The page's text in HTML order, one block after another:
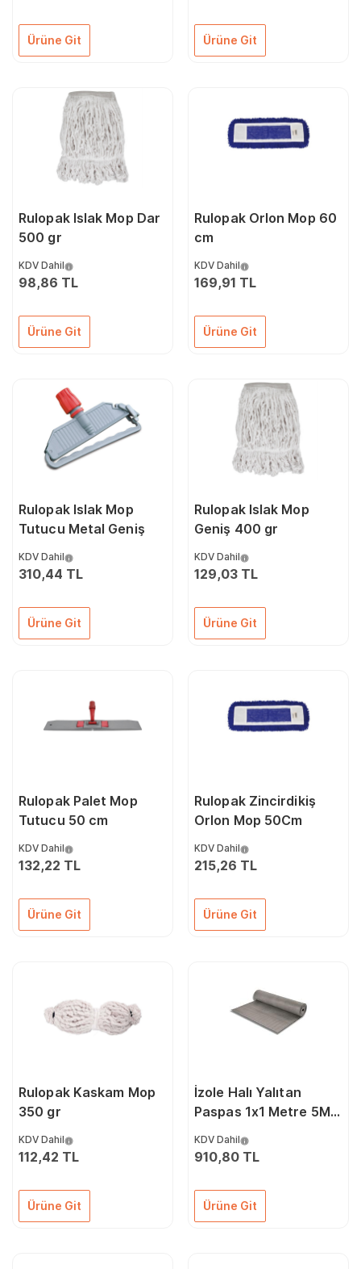
Ürüne Git Ürüne Git
Rulopak Islak Mop Dar
500 gr
KDV Dahil
98,86 TL
Ürüne Git
Rulopak Orlon Mop 60
cm
KDV Dahil
169,91 TL
Ürüne Git
Rulopak Islak Mop
Tutucu Metal Geniş
KDV Dahil
310,44 TL
Ürüne Git
Rulopak Islak Mop
Geniş 400 gr
KDV Dahil
129,03 TL
Ürüne Git
Rulopak Palet Mop
Tutucu 50 cm
KDV Dahil
132,22 TL
Ürüne Git
Rulopak Zincirdikiş
Orlon Mop 50Cm
KDV Dahil
215,26 TL
Ürüne Git
Rulopak Kaskam Mop
350 gr
KDV Dahil
112,42 TL
Ürüne Git
İzole Halı Yalıtan
Paspas 1x1 Metre 5Mm
KDV Dahil
910,80 TL
Ürüne Git